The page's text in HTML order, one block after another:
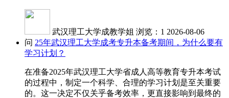
武汉理工大学成教学姐 浏览：1 2026-08-06
问 25年武汉理工大学成考专升本备考期间，为什么要有
学习计划？
在准备2025年武汉理工大学省成人高等教育专升本考试
的过程中，制定一个科学、合理的学习计划是至关重要
的。这一决定不仅关乎备考效率，更直接影响到最终的